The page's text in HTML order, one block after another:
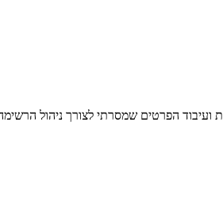
ועיבוד הפרטים שמסרתי לצורך ניהול